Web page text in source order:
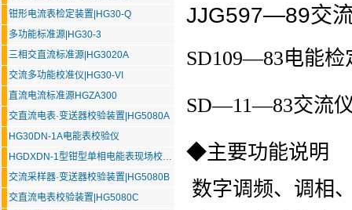
钳形电流表检定装置|HG30-Q
多功能标准源|HG30-3
三相交直流标准源|HG3020A
交流多功能校准仪|HG30-VI
直流电流标准源HGZA300
交直流电表·变送器校验装置|HG5080A
HG30DN-1A电能表校验仪
HGDXDN-1型钳型单相电能表现场校验仪
交流采样器·变送器校验装置|HG5080B
交直流电表校验装置|HG5080C
JJG597—89交
SD109—83电能
SD—11—83交流
◆主要功能说明
数字调频、调相